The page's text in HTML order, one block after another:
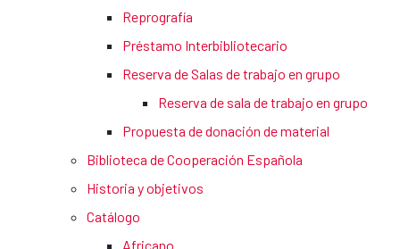
Reprografía
Préstamo Interbibliotecario
Reserva de Salas de trabajo en grupo
Reserva de sala de trabajo en grupo
Propuesta de donación de material
Biblioteca de Cooperación Española
Historia y objetivos
Catálogo
Africano